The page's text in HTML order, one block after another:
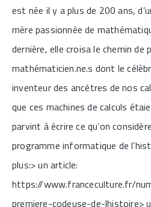
est née il y a plus de 200 ans,
mère passionnée de
dernière, elle croisa le chemin de
mathématicien.ne.s dont le
inventeur des ancêtres de nos
que ces machines de calculs
parvint à écrire ce qu’on
programme informatique de
plus:> un article:
https://www.franceculture.fr/
premiere-codeuse-de-lhistoire>